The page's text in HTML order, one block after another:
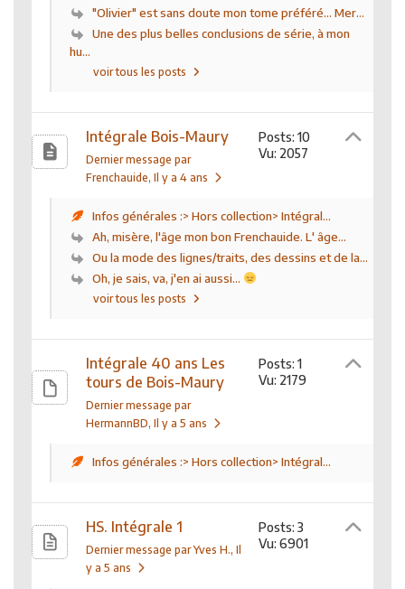
"Olivier" est sans doute mon tome préféré... Mer...
Une des plus belles conclusions de série, à mon
hu...
voir tous les posts
Intégrale Bois-Maury
Dernier message par
Frenchauide, Il y a 4 ans
Posts: 10
Vu: 2057
Infos générales :> Hors collection> Intégral...
Ah, misère, l'âge mon bon Frenchauide. L' âge...
Ou la mode des lignes/traits, des dessins et de la...
Oh, je sais, va, j'en ai aussi...
voir tous les posts
Intégrale 40 ans Les
tours de Bois-Maury
Dernier message par
HermannBD, Il y a 5 ans
Posts: 1
Vu: 2179
Infos générales :> Hors collection> Intégral...
HS. Intégrale 1
Dernier message par Yves H., Il
y a 5 ans
Posts: 3
Vu: 6901